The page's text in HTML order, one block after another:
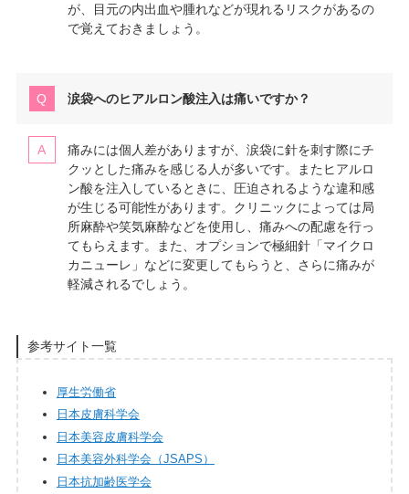
が、目元の内出血や腫れなどが現れるリスクがあるの
で覚えておきましょう。
涙袋へのヒアルロン酸注入は痛いですか？
痛みには個人差がありますが、涙袋に針を刺す際にチ
クッとした痛みを感じる人が多いです。またヒアルロ
ン酸を注入しているときに、圧迫されるような違和感
が生じる可能性があります。クリニックによっては局
所麻酔や笑気麻酔などを使用し、痛みへの配慮を行っ
てもらえます。また、オプションで極細針「マイクロ
カニューレ」などに変更してもらうと、さらに痛みが
軽減されるでしょう。
参考サイト一覧
厚生労働省
日本皮膚科学会
日本美容皮膚科学会
日本美容外科学会（JSAPS）
日本抗加齢医学会